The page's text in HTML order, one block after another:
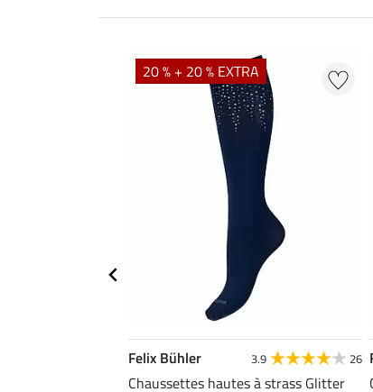
20 % + 20 % EXTRA
Felix Bühler 3.9 26
Chaussettes hautes à strass Glitter